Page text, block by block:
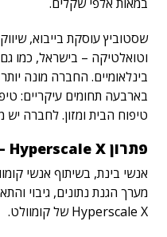
שסטוביץ עוסקת בייבוא,
וטואלטיקה – בישראל, כמו
בארבעה תחומים עיקריים:
טיפוח הבית ומזון. לחברה יש
פתרון Hyperscale X – להגנה ממתקפות כופרה
אנשי בינת, בשיתוף אנשי
מערך הגנת נתונים, גיבוי
Hyperscale X של קומוולט.